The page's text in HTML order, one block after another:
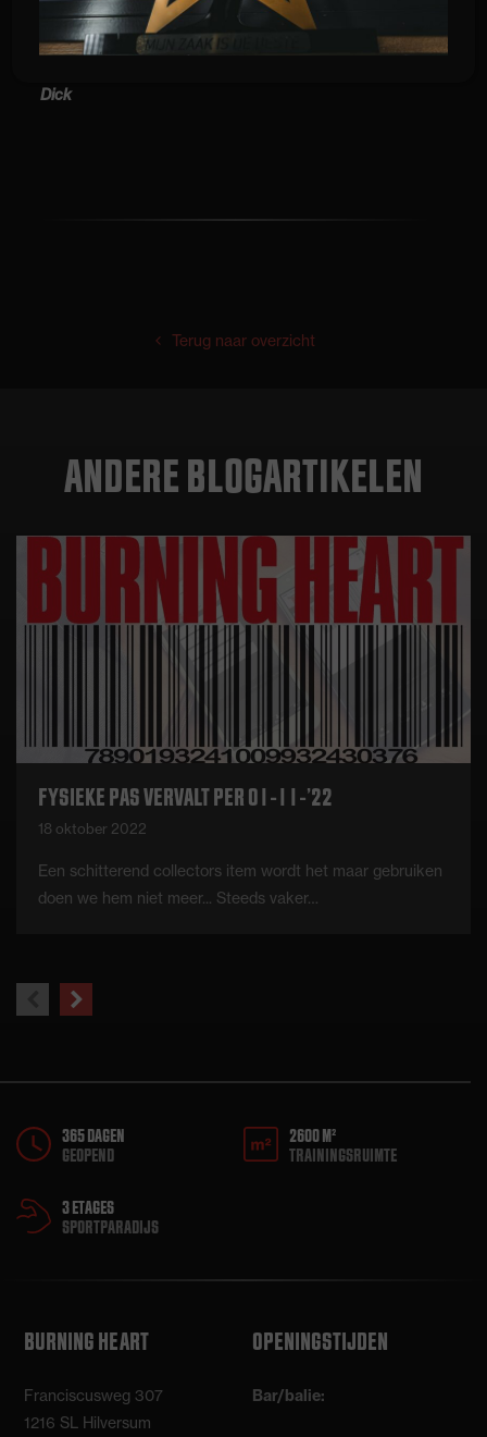
en wens haar alle geluk en vele feestjes met kids2party.
Dick
Terug naar overzicht
ANDERE BLOGARTIKELEN
FYSIEKE PAS VERVALT PER 01-11-’22
18 oktober 2022
Een schitterend collectors item wordt het maar gebruiken
doen we hem niet meer... Steeds vaker…
previous
365 DAGEN
GEOPEND
2600 M²
TRAININGSRUIMTE
3 ETAGES
SPORTPARADIJS
BURNING HEART
Franciscusweg 307
1216 SL Hilversum
OPENINGSTIJDEN
Bar/balie: